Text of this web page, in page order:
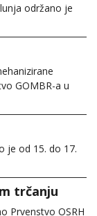
održano je
GOMBR-a u
je od 15. do 17.
trčanju
Prvenstvo OSRH